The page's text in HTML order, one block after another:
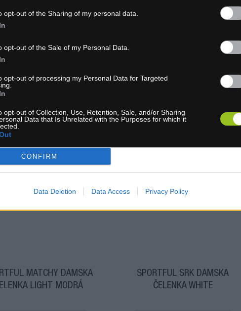
opt-out of the Sharing of my personal data.
opt-out of the Sale of my Personal Data.
opt-out of processing my Personal Data for Targeted
opt-out of Collection, Use, Retention, Sale, and/or Sharing
Data that Is Unrelated with the Purposes for which it
CONFIRM
Data Deletion Data Access Privacy Policy
LIGHT ČERVENÁ
KÚPIŤ MOC: 15,30 €
MATCHY DÁMSKA
LIGHT MODRÁ
SPORTFUL SRK DÁMSKA
ČELENKA WHITE